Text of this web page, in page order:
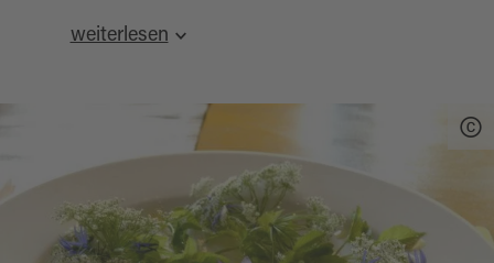
Arbeitsplatte
Kräuterproduktion, Genussprodukte,
Kulinarischer Genuss vom Feinsten - nicht
nur vom Grill.
Vom Chef Andy spektakulär zubereitet.
weiterlesen